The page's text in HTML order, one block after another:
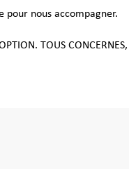
pour nous accompagner.
TOUS